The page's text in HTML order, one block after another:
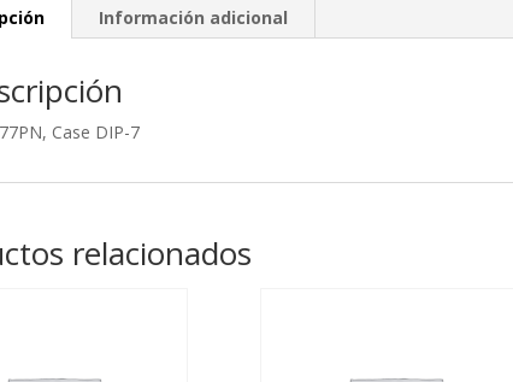
Información adicional
Case DIP-7
relacionados